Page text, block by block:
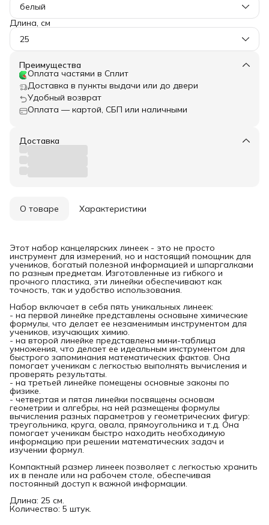
белый
Длина, см
25
Преимущества
Оплата частями в Сплит
Доставка в пункты выдачи или до двери
Удобный возврат
Оплата — картой, СБП или наличными
Доставка
О товаре Характеристики
Этот набор канцелярских линеек - это не просто
инструмент для измерений, но и настоящий помощник для
учеников, богатый полезной информацией и шпаргалками
по разным предметам. Изготовленные из гибкого и
прочного пластика, эти линейки обеспечивают как
точность, так и удобство использования.
Набор включает в себя пять уникальных линеек:
- на первой линейке представлены основыне химические
формулы, что делает ее незаменимым инструментом для
учеников, изучающих химию.
- на второй линейке представлена мини-таблица
умножения, что делает ее идеальным инструментом для
быстрого запоминания математических фактов. Она
помогает ученикам с легкостью выполнять вычисления и
проверять результаты.
- на третьей линейке помещены основные законы по
физике.
- четвертая и пятая линейки посвящены основам
геометрии и алгебры, на ней размещены формулы
вычисления разных параметров у геометрических фигур:
треугольника, круга, овала, прямоугольника и т.д. Она
помогает ученикам быстро находить необходимую
информацию при решении математических задач и
изучении формул.
Компактный размер линеек позволяет с легкостью хранить
их в пенале или на рабочем столе, обеспечивая
постоянный доступ к важной информации.
Длина: 25 см.
Количество: 5 штук.